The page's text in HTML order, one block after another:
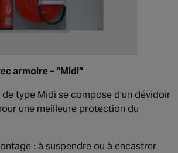
armoire – “Midi”
type Midi se compose d’un dévidoir
une meilleure protection du
: à suspendre ou à encastrer